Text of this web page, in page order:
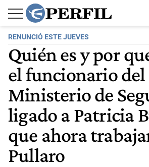
RENUNCIÓ ESTE JUEVES
Quién es y por
el funcionario del
Ministerio de
ligado a Patricia
que ahora
Pullaro